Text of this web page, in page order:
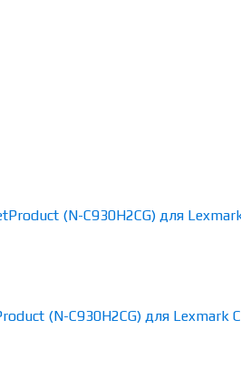
(N-C930H2CG) для Lexmark